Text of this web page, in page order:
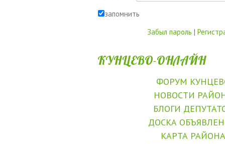
запомнить
Забыл пароль |
КУНЦЕВО-ОНЛАЙН
ФОРУМ
НОВОСТИ
БЛОГИ
ДОСКА
КАРТА РАЙОНА